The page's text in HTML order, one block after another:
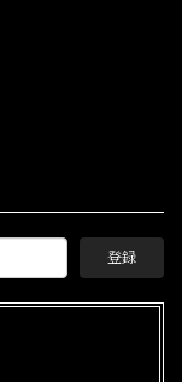
登録